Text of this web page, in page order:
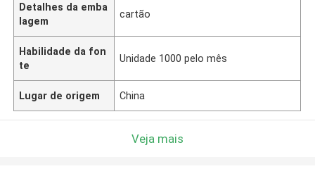
Detalhes da emba
lagem
cartão
Habilidade da fon
te
Unidade 1000 pelo mês
Lugar de origem China
Veja mais